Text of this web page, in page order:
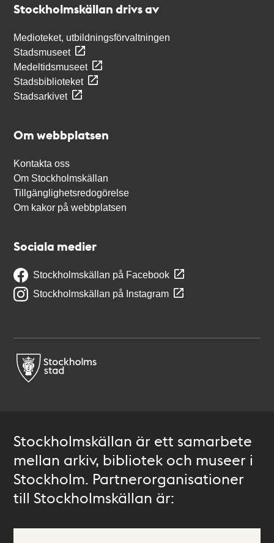
Stockholmskällan drivs av
Medioteket, utbildningsförvaltningen
Stadsmuseet
Medeltidsmuseet
Stadsbiblioteket
Stadsarkivet
Om webbplatsen
Kontakta oss
Om Stockholmskällan
Tillgänglighetsredogörelse
Om kakor på webbplatsen
Sociala medier
Stockholmskällan på Facebook
Stockholmskällan på Instagram
Stockholmskällan är ett samarbete
mellan arkiv, bibliotek och museer i
Stockholm. Partnerorganisationer
till Stockholmskällan är: